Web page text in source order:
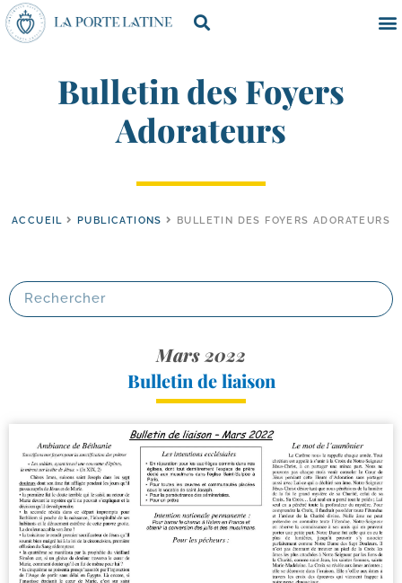
Bulletin des Foyers
Adorateurs
ACCUEIL PUBLICATIONS BULLETIN DES FOYERS ADORATEURS
Mars 2022
Bulletin de liaison